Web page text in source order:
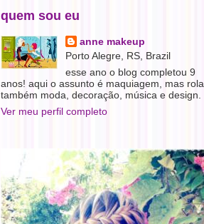
quem sou eu
anne makeup
Porto Alegre, RS, Brazil
esse ano o blog completou 9
anos! aqui o assunto é maquiagem, mas rola
também moda, decoração, música e design.
Ver meu perfil completo